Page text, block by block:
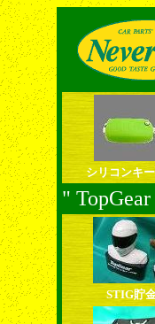
シリコンキ
"
STIG貯